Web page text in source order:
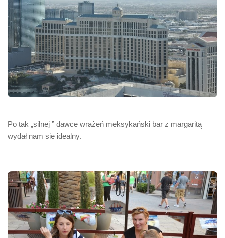
Po tak „silnej ” dawce wrażeń meksykański bar z margaritą
wydał nam sie idealny.